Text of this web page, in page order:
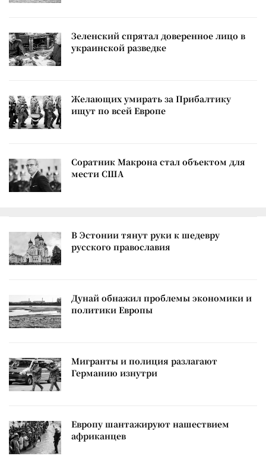
Зеленский спрятал доверенное лицо в
украинской разведке
Желающих умирать за Прибалтику
ищут по всей Европе
Соратник Макрона стал объектом для
мести США
В Эстонии тянут руки к шедевру
русского православия
Дунай обнажил проблемы экономики и
политики Европы
Мигранты и полиция разлагают
Германию изнутри
Европу шантажируют нашествием
африканцев